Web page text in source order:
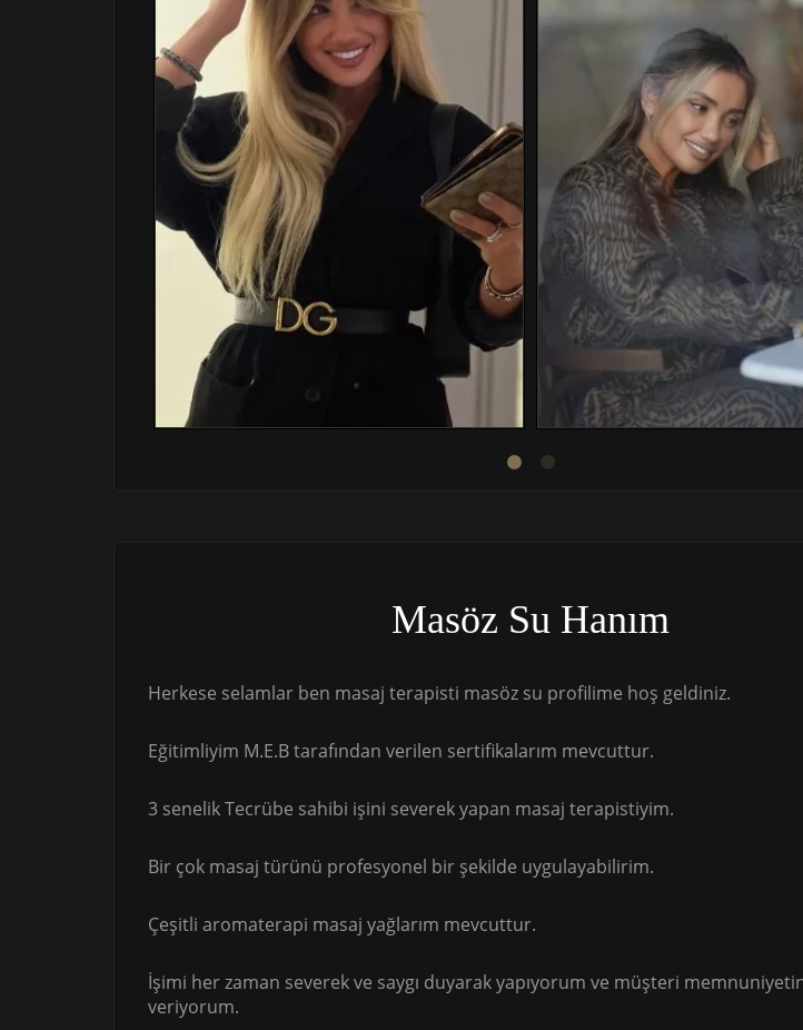
Masöz Su Hanım
Herkese selamlar ben masaj terapisti masöz su profilime hoş geldiniz.
Eğitimliyim M.E.B tarafından verilen sertifikalarım mevcuttur.
3 senelik Tecrübe sahibi işini severek yapan masaj terapistiyim.
Bir çok masaj türünü profesyonel bir şekilde uygulayabilirim.
Çeşitli aromaterapi masaj yağlarım mevcuttur.
İşimi her zaman severek ve saygı duyarak yapıyorum ve müşteri
veriyorum.